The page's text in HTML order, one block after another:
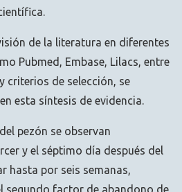
de la literatura en diferentes
Pubmed, Embase, Lilacs, entre
criterios de selección, se
esta síntesis de evidencia.
pezón se observan
y el séptimo día después del
hasta por seis semanas,
segundo factor de abandono de